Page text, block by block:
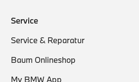
Service
Service & Reparatur
Baum Onlineshop
My BMW App